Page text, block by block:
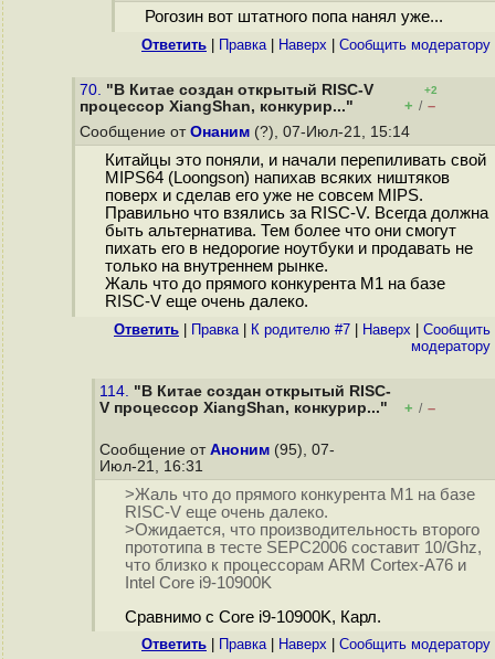
Рогозин вот штатного попа нанял уже...
Ответить Правка| Наверх Cообщить модератору
70. "В Китае создан открытый RISC-V
процессор XiangShan, конкурир..."
+2
+ / –
Сообщение от Онаним (?), 07-Июл-21, 15:14
Китайцы это поняли, и начали перепиливать свой
MIPS64 (Loongson) напихав всяких ништяков
поверх и сделав его уже не совсем MIPS.
Правильно что взялись за RISC-V. Всегда должна
быть альтернатива. Тем более что они смогут
пихать его в недорогие ноутбуки и продавать не
только на внутреннем рынке.
Жаль что до прямого конкурента M1 на базе
RISC-V еще очень далеко.
Ответить Правка| К родителю #7 Наверх
Cообщить
модератору
114. "В Китае создан открытый RISC-
V процессор XiangShan, конкурир..."
+ / –
Сообщение от Аноним (95), 07-
Июл-21, 16:31
>Жаль что до прямого конкурента M1 на базе
RISC-V еще очень далеко.
>Ожидается, что производительность второго
прототипа в тесте SEPC2006 составит 10/Ghz,
что близко к процессорам ARM Cortex-A76 и
Intel Core i9-10900K
Сравнимо с Core i9-10900K, Карл.
Ответить Правка| Наверх Cообщить модератору